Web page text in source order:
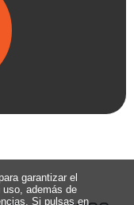
garantizar el
además de
Si pulsas en